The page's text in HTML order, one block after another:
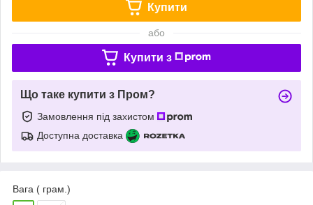
Купити
або
Купити з
Що таке купити з Пром?
Замовлення під захистом
Доступна доставка
Вага ( грам.)